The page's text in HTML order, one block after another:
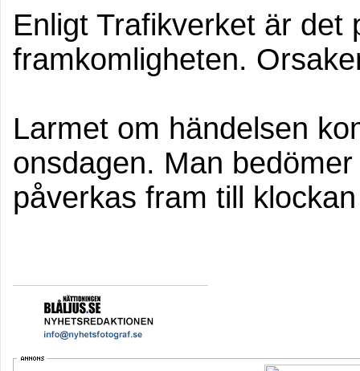
Enligt Trafikverket är det
framkomligheten.
Larmet om händelsen
onsdagen. Man
påverkas fram till